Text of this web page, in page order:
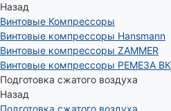
Назад
Винтовые Компрессоры
Винтовые компрессоры Hansmann
Винтовые компрессоры ZAMMER
Винтовые компрессоры РЕМЕЗА ВК
Подготовка сжатого воздуха
Назад
Подготовка сжатого воздуха